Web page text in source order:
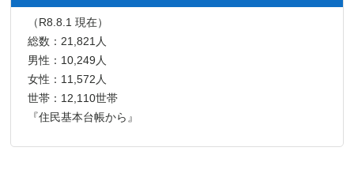
（R8.8.1 現在）
総数：21,821人
男性：10,249人
女性：11,572人
世帯：12,110世帯
『住民基本台帳から』